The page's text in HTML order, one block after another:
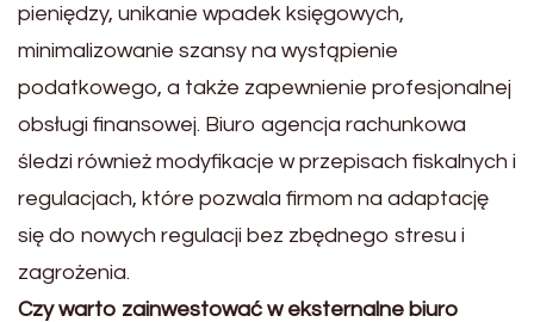
pieniędzy, unikanie wpadek księgowych,
minimalizowanie szansy na wystąpienie
podatkowego, a także zapewnienie profesjonalnej
obsługi finansowej. Biuro agencja rachunkowa
śledzi również modyfikacje w przepisach fiskalnych i
regulacjach, które pozwala firmom na adaptację
się do nowych regulacji bez zbędnego stresu i
zagrożenia.
Czy warto zainwestować w eksternalne biuro